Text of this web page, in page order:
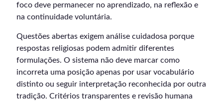
foco deve permanecer no aprendizado, na reflexão e
na continuidade voluntária.
Questões abertas exigem análise cuidadosa porque
respostas religiosas podem admitir diferentes
formulações. O sistema não deve marcar como
incorreta uma posição apenas por usar vocabulário
distinto ou seguir interpretação reconhecida por outra
tradição. Critérios transparentes e revisão humana